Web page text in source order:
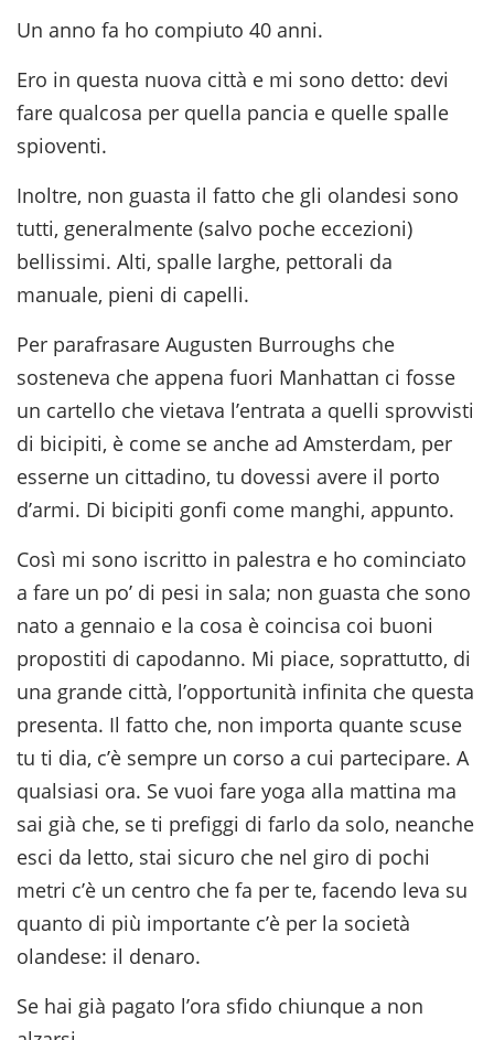
Un anno fa ho compiuto 40 anni.
Ero in questa nuova città e mi sono detto: devi
fare qualcosa per quella pancia e quelle spalle
spioventi.
Inoltre, non guasta il fatto che gli olandesi sono
tutti, generalmente (salvo poche eccezioni)
bellissimi. Alti, spalle larghe, pettorali da
manuale, pieni di capelli.
Per parafrasare Augusten Burroughs che
sosteneva che appena fuori Manhattan ci fosse
un cartello che vietava l’entrata a quelli sprovvisti
di bicipiti, è come se anche ad Amsterdam, per
esserne un cittadino, tu dovessi avere il porto
d’armi. Di bicipiti gonfi come manghi, appunto.
Così mi sono iscritto in palestra e ho cominciato
a fare un po’ di pesi in sala; non guasta che sono
nato a gennaio e la cosa è coincisa coi buoni
propostiti di capodanno. Mi piace, soprattutto, di
una grande città, l’opportunità infinita che questa
presenta. Il fatto che, non importa quante scuse
tu ti dia, c’è sempre un corso a cui partecipare. A
qualsiasi ora. Se vuoi fare yoga alla mattina ma
sai già che, se ti prefiggi di farlo da solo, neanche
esci da letto, stai sicuro che nel giro di pochi
metri c’è un centro che fa per te, facendo leva su
quanto di più importante c’è per la società
olandese: il denaro.
Se hai già pagato l’ora sfido chiunque a non